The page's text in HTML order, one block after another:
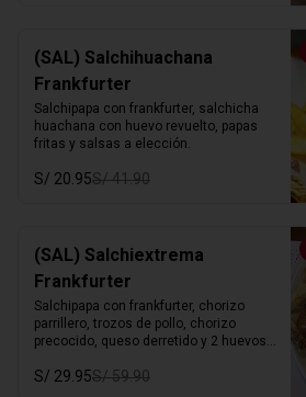
(SAL) Salchihuachana
Frankfurter
Salchipapa con frankfurter, salchicha
huachana con huevo revuelto, papas
fritas y salsas a elección.
S/ 20.95S/ 41.90
(SAL) Salchiextrema
Frankfurter
Salchipapa con frankfurter, chorizo
parrillero, trozos de pollo, chorizo
precocido, queso derretido y 2 huevos
S/ 29.95S/ 59.90